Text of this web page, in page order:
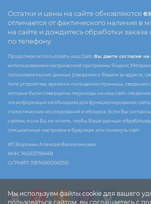
Мы используем файлы cookie для вашего
пользоваться сайтом, вы соглашаетесь с
Остатки и цены на сайте обновляются
отличается от фактического наличия в
на сайте и дождитесь обработки
по телефону
Продолжая использовать наш Сайт, Вы даете согласие на
использованием метрической программы
пользовательских данных (сведения о Вашем ip-адресе,
типе устройства, времени посещения страницы, сведения
которых были совершены переходы на наш сайт, сведения
эта информация необходима для функционирования
статистических исследований и обзоров. Если Вы
сайтом, если Вы не хотите, чтобы Ваши данные
специальные настройки в браузере или покинуть сайт.
ИП Воронин Алексей Валентинович
ИНН: 745303789469
ОГРНИП: 318745600063551